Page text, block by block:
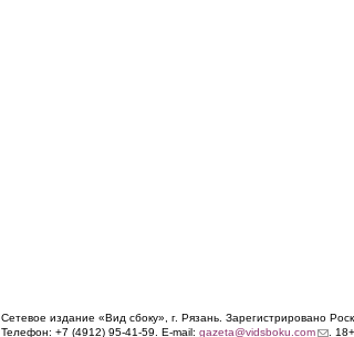
Сетевое издание «Вид сбоку», г. Рязань. Зарегистрировано
Телефон: +7 (4912) 95-41-59. E-mail: gazeta@vidsboku.com(link. 18+